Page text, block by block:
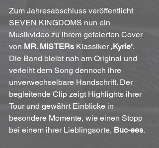
Zum Jahresabschluss veröffentlicht
SEVEN KINGDOMS nun ein
Musikvideo zu ihrem gefeierten Cover
von MR. MISTERs Klassiker ‚Kyrie‘.
Die Band bleibt nah am Original und
verleiht dem Song dennoch ihre
unverwechselbare Handschrift. Der
begleitende Clip zeigt Highlights ihrer
Tour und gewährt Einblicke in
besondere Momente, wie einen Stopp
bei einem ihrer Lieblingsorte, Buc-ees.